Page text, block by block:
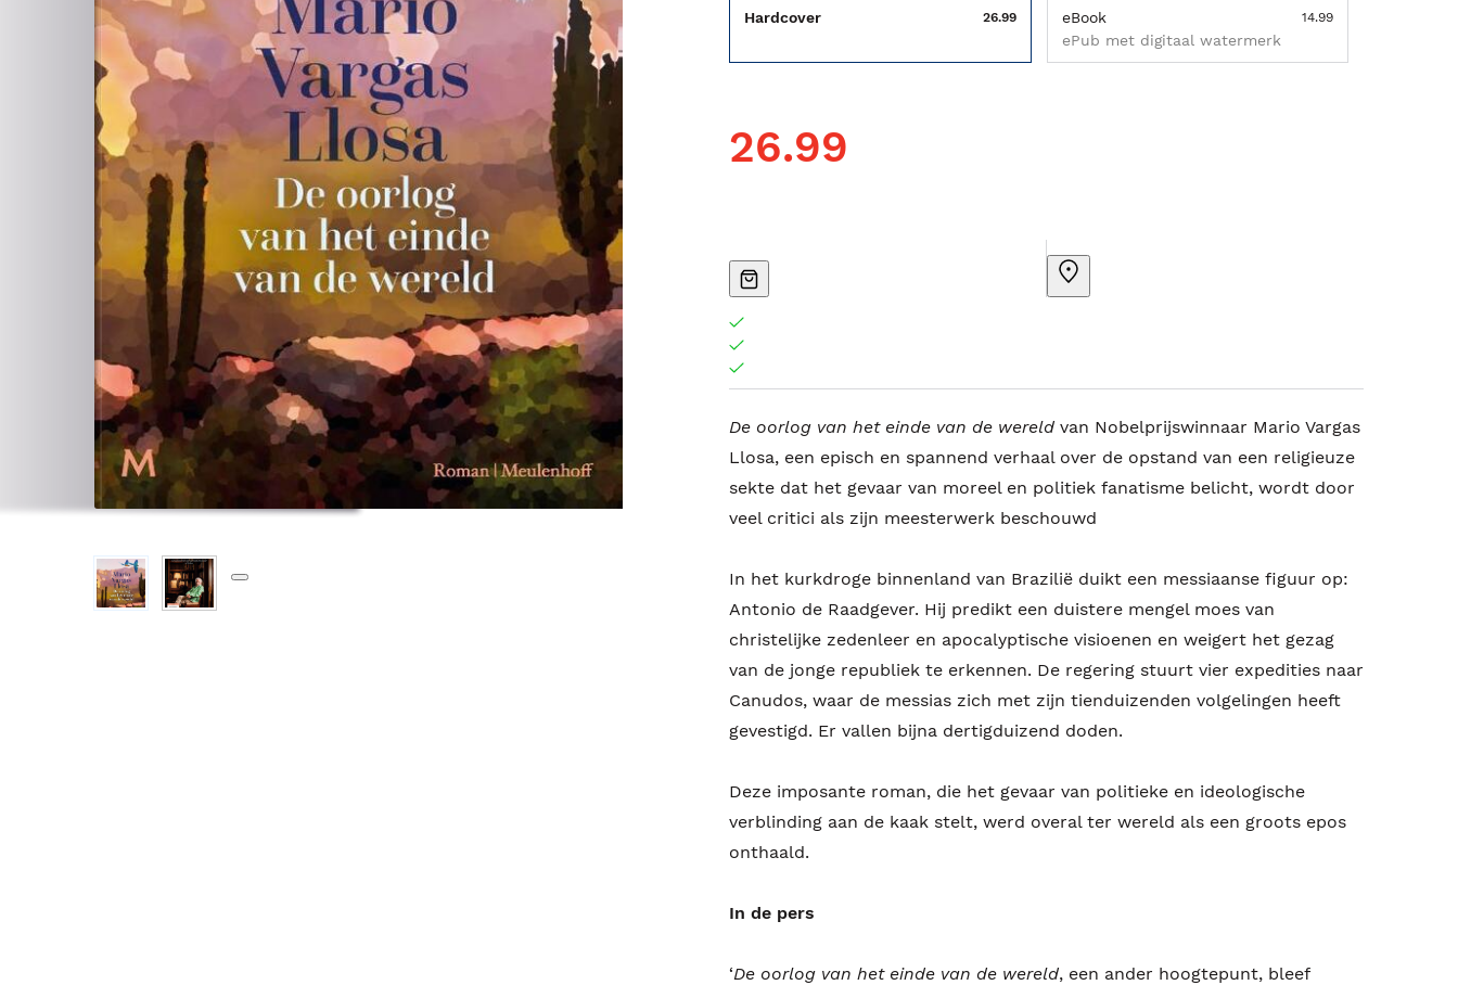
Hardcover 26.99 eBook 14.99
ePub met digitaal watermerk
26.99
De oorlog van het einde van de wereld van Nobelprijswinnaar Mario Vargas
Llosa, een episch en spannend verhaal over de opstand van een religieuze
sekte dat het gevaar van moreel en politiek fanatisme belicht, wordt door
veel critici als zijn meesterwerk beschouwd
In het kurkdroge binnenland van Brazilië duikt een messiaanse figuur op:
Antonio de Raadgever. Hij predikt een duistere mengel moes van
christelijke zedenleer en apocalyptische visioenen en weigert het gezag
van de jonge republiek te erkennen. De regering stuurt vier expedities naar
Canudos, waar de messias zich met zijn tienduizenden volgelingen heeft
gevestigd. Er vallen bijna dertigduizend doden.
Deze imposante roman, die het gevaar van politieke en ideologische
verblinding aan de kaak stelt, werd overal ter wereld als een groots epos
onthaald.
In de pers
‘De oorlog van het einde van de wereld, een ander hoogtepunt, bleef